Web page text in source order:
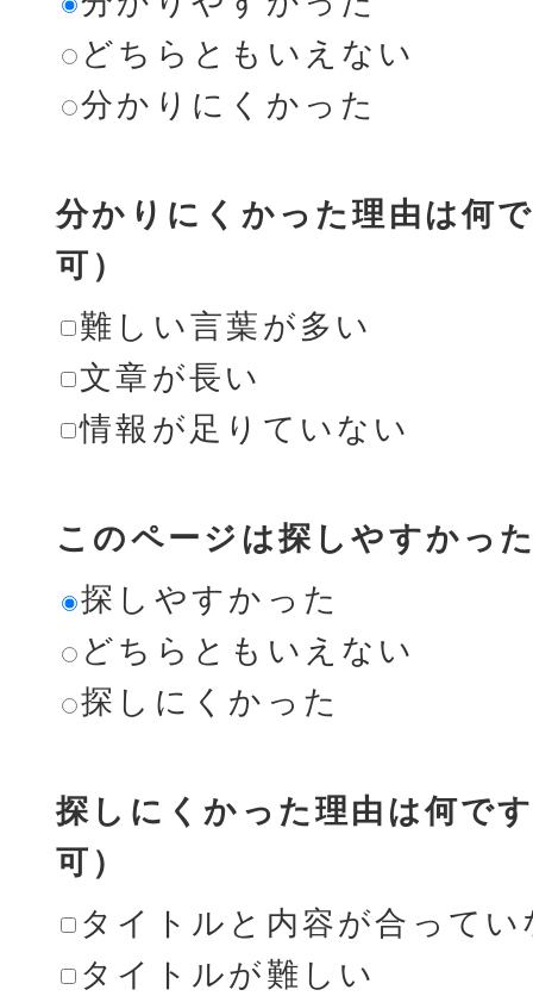
どちらともいえない
分かりにくかった
分かりにくかった理由は何
可）
難しい言葉が多い
文章が長い
情報が足りていない
このページは探しやすかっ
探しやすかった
どちらともいえない
探しにくかった
探しにくかった理由は何で
可）
タイトルと内容が合ってい
タイトルが難しい